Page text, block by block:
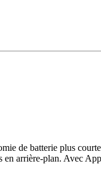
de batterie plus
arrière-plan. Avec